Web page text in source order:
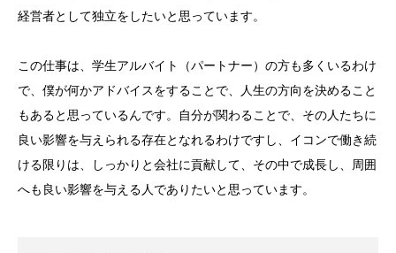
経営者として独立をしたいと思っています。
この仕事は、学生アルバイト（パートナー）の方も多くいるわけ
で、僕が何かアドバイスをすることで、人生の方向を決めること
もあると思っているんです。自分が関わることで、その人たちに
良い影響を与えられる存在となれるわけですし、イコンで働き続
ける限りは、しっかりと会社に貢献して、その中で成長し、周囲
へも良い影響を与える人でありたいと思っています。